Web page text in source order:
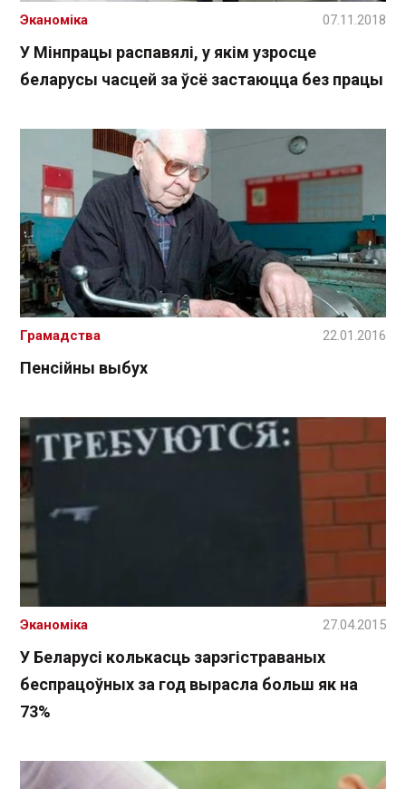
У Мінпрацы распавялі, у якім узросце
беларусы часцей за ўсё застаюцца без працы
Эканоміка 07.11.2018
Пенсійны выбух
Грамадства 22.01.2016
У Беларусі колькасць зарэгістраваных
беспрацоўных за год вырасла больш як на
73%
Эканоміка 27.04.2015